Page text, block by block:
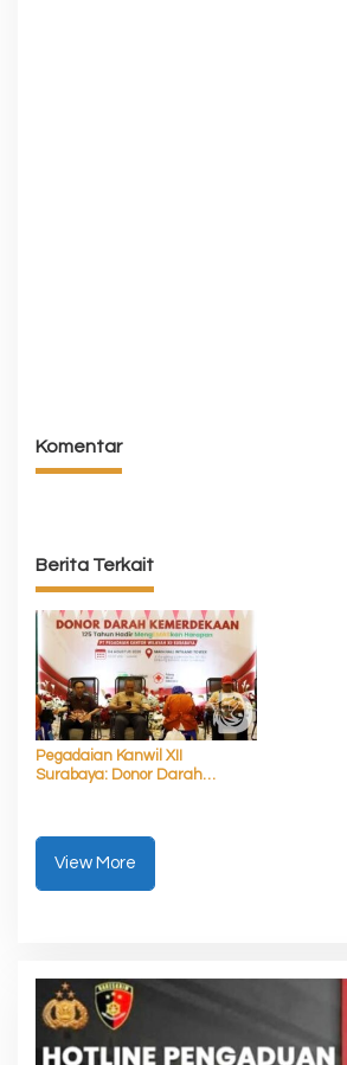
Komentar
Berita Terkait
Pegadaian Kanwil XII
Surabaya: Donor Darah
View More